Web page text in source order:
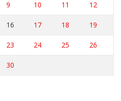
16 17 18 19
23 24 25 26
30